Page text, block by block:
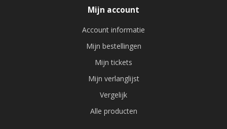
Mijn account
Account informatie
Mijn bestellingen
Mijn tickets
Mijn verlanglijst
Vergelijk
Alle producten